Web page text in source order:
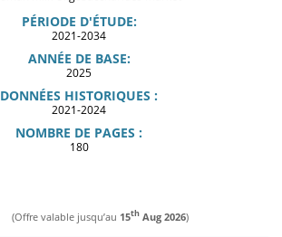
PÉRIODE D'ÉTUDE:
2021-2034
ANNÉE DE BASE:
2025
DONNÉES HISTORIQUES :
2021-2024
NOMBRE DE PAGES :
180
(Offre valable jusqu’au 15thAug 2026)